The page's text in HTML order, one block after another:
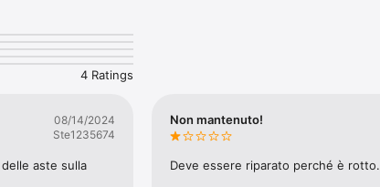
le modalità di partecipazione all’asta;
i Virtual Tour 360° ed i video in alta
interesse e le tue ricerche preferite per
nuovi esiti e nuovi esperimenti di vendita
4 Ratings
08/14/2024
Ste1235674
aste sulla
Non mantenuto!
Deve essere riparato perché è rotto.